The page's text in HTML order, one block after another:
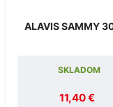
ALAVIS SAMMY
11,40 €
SKLADOM